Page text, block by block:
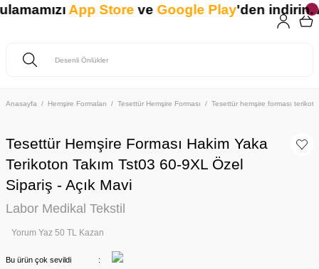
Anasayfa Hemşire Formaları Tesettür Hemşire Forması Tesettür hemşire forması
Tesettür Hemşire Forması Hakim Yaka
Terikoton Takım Tst03 60-9XL Özel
Sipariş - Açık Mavi
Labor Medikal Tekstil
Yorum Yaz 50 TL Kazan
Bu ürün çok sevildi
App StoreveGoogle Play'den indirin.